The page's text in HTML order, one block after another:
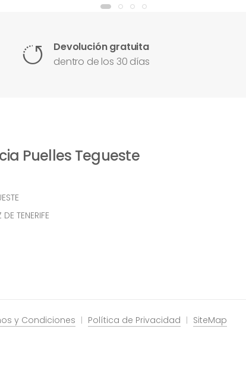
Devolución gratuita
dentro de los 30 días
Puelles Tegueste
TENERIFE
y Condiciones Política de Privacidad SiteMap